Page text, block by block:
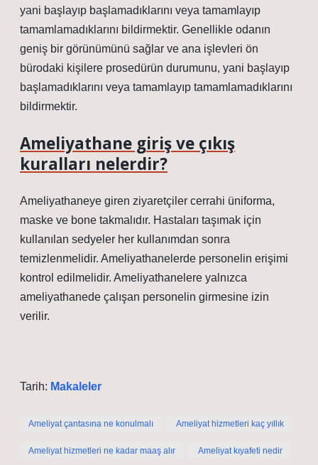
yani başlayıp başlamadıklarını veya tamamlayıp
tamamlamadıklarını bildirmektir. Genellikle odanın
geniş bir görünümünü sağlar ve ana işlevleri ön
bürodaki kişilere prosedürün durumunu, yani başlayıp
başlamadıklarını veya tamamlayıp tamamlamadıklarını
bildirmektir.
Ameliyathane giriş ve çıkış
kuralları nelerdir?
Ameliyathaneye giren ziyaretçiler cerrahi üniforma,
maske ve bone takmalıdır. Hastaları taşımak için
kullanılan sedyeler her kullanımdan sonra
temizlenmelidir. Ameliyathanelerde personelin erişimi
kontrol edilmelidir. Ameliyathanelere yalnızca
ameliyathanede çalışan personelin girmesine izin
verilir.
Tarih: Makaleler
Ameliyat çantasına ne konulmalı Ameliyat hizmetleri kaç yıllık
Ameliyat hizmetleri ne kadar maaş alır Ameliyat kıyafeti nedir